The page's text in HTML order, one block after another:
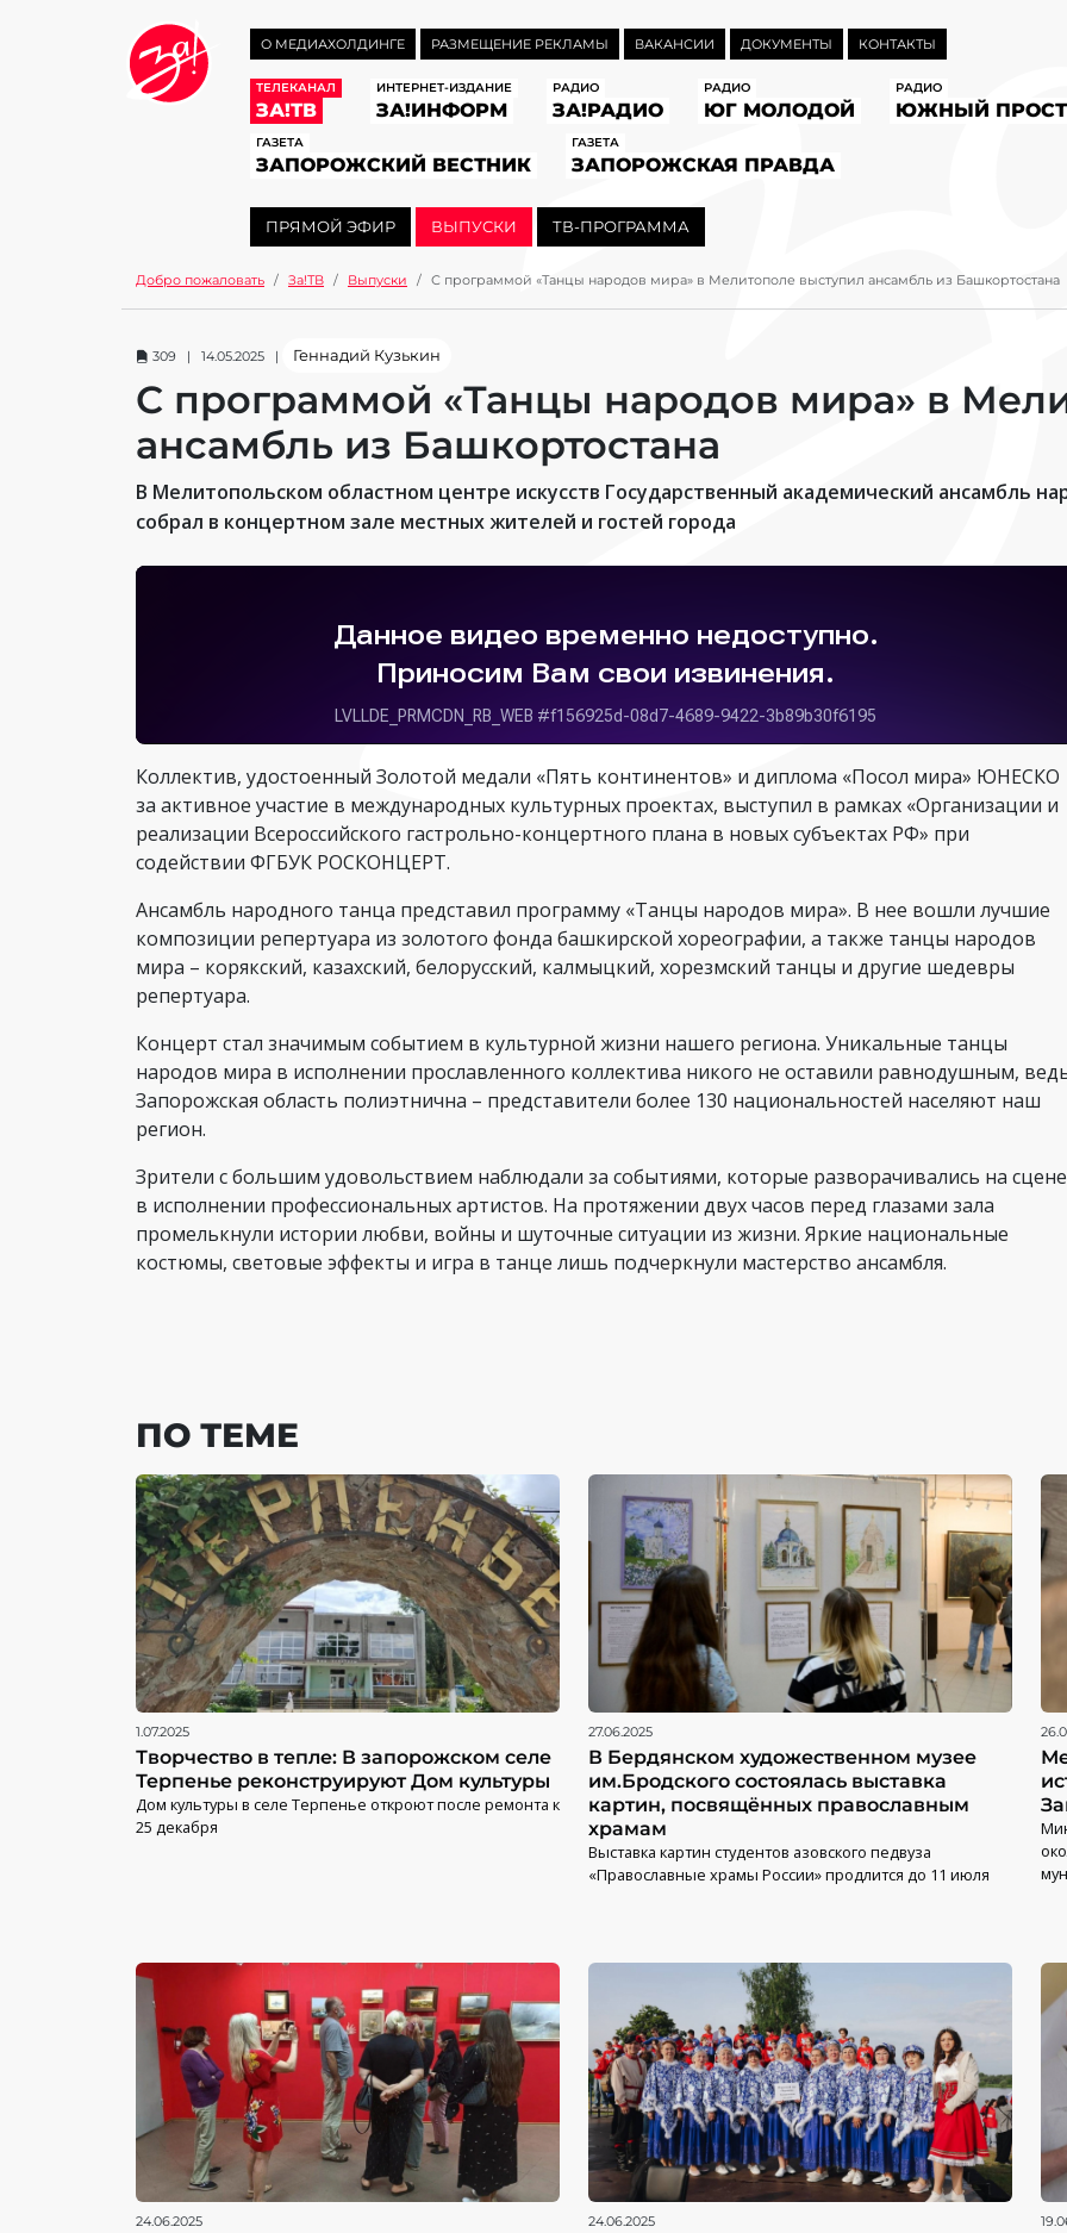
О МЕДИАХОЛДИНГЕ РАЗМЕЩЕНИЕ РЕКЛАМЫ ВАКАНСИИ ДОКУМЕНТЫ КОНТАКТЫ
ТЕЛЕКАНАЛ
ЗА!ТВ
ИНТЕРНЕТ-ИЗДАНИЕ
ЗА!ИНФОРМ
РАДИО
ЗА!РАДИО
РАДИО
ЮГ МОЛОДОЙ
РАДИО
ЮЖНЫЙ
ГАЗЕТА
ЗАПОРОЖСКИЙ ВЕСТНИК
ГАЗЕТА
ЗАПОРОЖСКАЯ ПРАВДА
ПРЯМОЙ ЭФИР ВЫПУСКИ ТВ-ПРОГРАММА
Добро пожаловать За!ТВ Выпуски С программой «Танцы народов мира» в Мелитополе выступил ансамбль из Башкортостана
309 | 14.05.2025 | Геннадий Кузькин
С программой «Танцы народов мира» в
ансамбль из Башкортостана
В Мелитопольском областном центре искусств Государственный академический ансамбль
собрал в концертном зале местных жителей и гостей города
Коллектив, удостоенный Золотой медали «Пять континентов» и диплома «Посол мира» ЮНЕСКО
за активное участие в международных культурных проектах, выступил в рамках «Организации и
реализации Всероссийского гастрольно-концертного плана в новых субъектах РФ» при
содействии ФГБУК РОСКОНЦЕРТ.
Ансамбль народного танца представил программу «Танцы народов мира». В нее вошли лучшие
композиции репертуара из золотого фонда башкирской хореографии, а также танцы народов
мира – корякский, казахский, белорусский, калмыцкий, хорезмский танцы и другие шедевры
репертуара.
Концерт стал значимым событием в культурной жизни нашего региона. Уникальные танцы
народов мира в исполнении прославленного коллектива никого не оставили равнодушным,
Запорожская область полиэтнична – представители более 130 национальностей населяют наш
регион.
Зрители с большим удовольствием наблюдали за событиями, которые разворачивались на сцене
в исполнении профессиональных артистов. На протяжении двух часов перед глазами зала
промелькнули истории любви, войны и шуточные ситуации из жизни. Яркие национальные
костюмы, световые эффекты и игра в танце лишь подчеркнули мастерство ансамбля.
ПО ТЕМЕ
1.07.2025
Творчество в тепле: В запорожском селе
Терпенье реконструируют Дом культуры
Дом культуры в селе Терпенье откроют после ремонта к
25 декабря
27.06.2025
В Бердянском художественном музее
им.Бродского состоялась выставка
картин, посвящённых православным
храмам
Выставка картин студентов азовского педвуза
«Православные храмы России» продлится до 11 июля
24.06.2025 24.06.2025